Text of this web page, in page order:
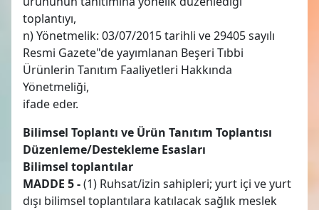
toplantıyı,
n) Yönetmelik: 03/07/2015 tarihli ve 29405 sayılı
Resmi Gazete"de yayımlanan Beşeri Tıbbi
Ürünlerin Tanıtım Faaliyetleri Hakkında
Yönetmeliği,
ifade eder.
Bilimsel Toplantı ve Ürün Tanıtım Toplantısı
Düzenleme/Destekleme Esasları
Bilimsel toplantılar
MADDE 5 -(1) Ruhsat/izin sahipleri; yurt içi ve yurt
dışı bilimsel toplantılara katılacak sağlık meslek